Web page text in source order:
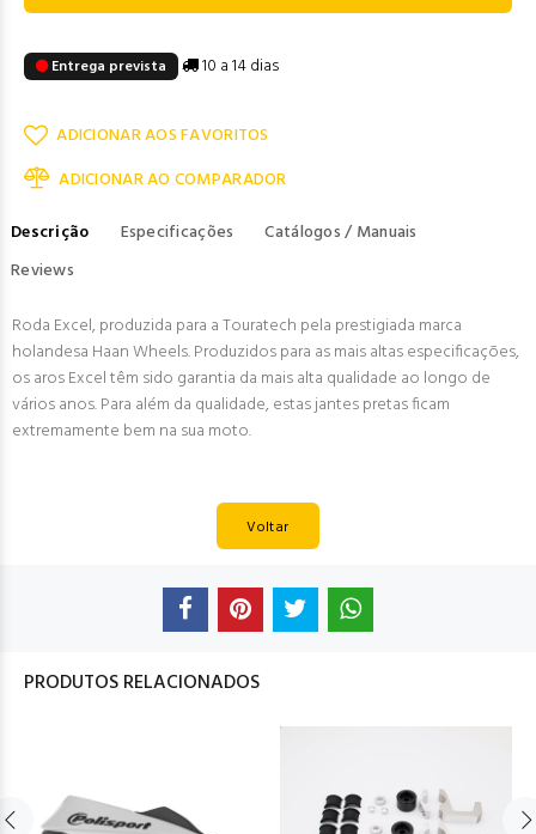
Entrega prevista 10 a 14 dias
ADICIONAR AOS FAVORITOS
ADICIONAR AO COMPARADOR
Descrição
Especificações
Catálogos / Manuais
Reviews
Roda Excel, produzida para a Touratech pela prestigiada marca
holandesa Haan Wheels. Produzidos para as mais altas especificações,
os aros Excel têm sido garantia da mais alta qualidade ao longo de
vários anos. Para além da qualidade, estas jantes pretas ficam
extremamente bem na sua moto.
Voltar
PRODUTOS RELACIONADOS